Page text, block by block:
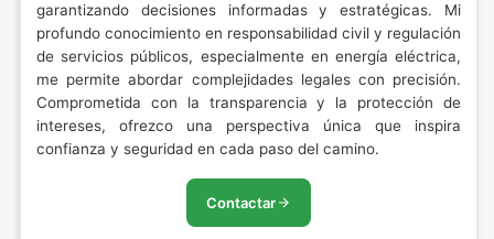
garantizando decisiones informadas y estratégicas. Mi
profundo conocimiento en responsabilidad civil y regulación
de servicios públicos, especialmente en energía eléctrica,
me permite abordar complejidades legales con precisión.
Comprometida con la transparencia y la protección de
intereses, ofrezco una perspectiva única que inspira
confianza y seguridad en cada paso del camino.
Contactar